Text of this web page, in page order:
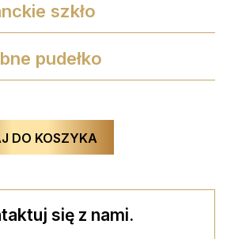
szkło

pudełko

DO KOSZYKA
się z nami.